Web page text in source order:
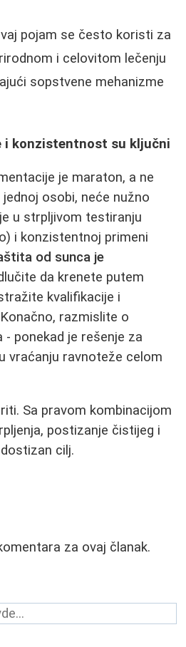
pojam se često koristi za
i celovitom lečenju
sopstvene mehanizme
i konzistentnost su ključni
je maraton, a ne
osobi, neće nužno
u strpljivom testiranju
i konzistentnoj primeni
od sunca je
da krenete putem
kvalifikacije i
razmislite o
ponekad je rešenje za
vraćanju ravnoteže celom
Sa pravom kombinacijom
postizanje čistijeg i
cilj.
za ovaj članak.